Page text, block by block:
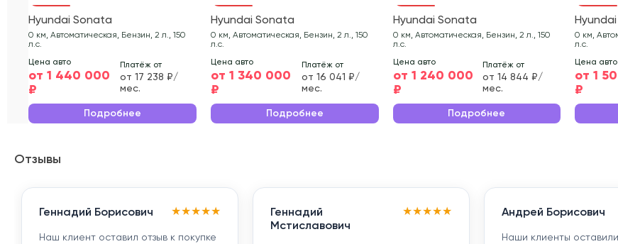
Hyundai Sonata
0 км, Автоматическая, Бензин, 2 л., 150
л.с.
Цена авто
от 1 440 000
₽
Платёж от
от 17 238 ₽/
мес.
Подробнее
Hyundai Sonata
0 км, Автоматическая, Бензин, 2 л., 150
л.с.
Цена авто
от 1 340 000
₽
Платёж от
от 16 041 ₽/
мес.
Подробнее
Hyundai Sonata
0 км, Автоматическая, Бензин, 2 л., 150
л.с.
Цена авто
от 1 240 000
₽
Платёж от
от 14 844 ₽/
мес.
Подробнее
0 км,
л.с.
Цена авто
от 1
₽
Отзывы
Геннадий Борисович ★★★★★
Наш клиент оставил отзыв к покупке
Геннадий
Мстиславович
★★★★★ Андрей Борисович
Наши клиенты